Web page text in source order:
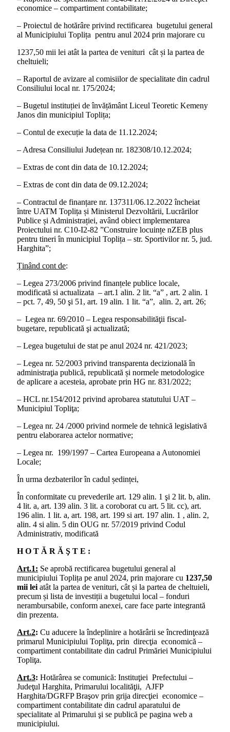
economice – compartiment contabilitate;
– Proiectul de hotărâre privind rectificarea bugetului general
al Municipiului Toplița pentru anul 2024 prin majorare cu
1237,50 mii lei atât la partea de venituri cât și la partea de
cheltuieli;
– Raportul de avizare al comisiilor de specialitate din cadrul
Consiliului local nr. 175/2024;
– Bugetul instituției de învățământ Liceul Teoretic Kemeny
Janos din municipiul Toplița;
– Contul de execuție la data de 11.12.2024;
– Adresa Consiliului Județean nr. 182308/10.12.2024;
– Extras de cont din data de 10.12.2024;
– Extras de cont din data de 09.12.2024;
– Contractul de finanțare nr. 137311/06.12.2022 încheiat
între UATM Toplița și Ministerul Dezvoltării, Lucrărilor
Publice și Administrației, având obiect implementarea
Proiectului nr. C10-I2-82 ”Construire locuințe nZEB plus
pentru tineri în municipiul Toplița – str. Sportivilor nr. 5, jud.
Harghita”;
Ținând cont de:
– Legea 273/2006 privind finanțele publice locale,
modificată si actualizata – art.1 alin. 2 lit. “a” , art. 2 alin. 1
– pct. 7, 49, 50 şi 51, art. 19 alin. 1 lit. “a”, alin. 2, art. 26;
– Legea nr. 69/2010 – Legea responsabilităţii fiscal-
bugetare, republicată şi actualizată;
– Legea bugetului de stat pe anul 2024 nr. 421/2023;
– Legea nr. 52/2003 privind transparenta decizională în
administraţia publică, republicată și normele metodologice
de aplicare a acesteia, aprobate prin HG nr. 831/2022;
– HCL nr.154/2012 privind aprobarea statutului UAT –
Municipiul Topliţa;
– Legea nr. 24 /2000 privind normele de tehnică legislativă
pentru elaborarea actelor normative;
– Legea nr. 199/1997 – Cartea Europeana a Autonomiei
Locale;
În urma dezbaterilor în cadul ședinței,
În conformitate cu prevederile art. 129 alin. 1 şi 2 lit. b, alin.
4 lit. a, art. 139 alin. 3 lit. a coroborat cu art. 5 lit. cc), art.
196 alin. 1 lit. a, art. 198, art. 199 si art. 197 alin. 1 , alin. 2,
alin. 4 si alin. 5 din OUG nr. 57/2019 privind Codul
Administrativ, modificată
H O T Ă R Ă Ş T E :
Art.1: Se aprobă rectificarea bugetului general al
municipiului Toplița pe anul 2024, prin majorare cu 1237,50
mii leiatât la partea de venituri, cât și la partea de cheltuieli,
precum și lista de investiții a bugetului local – fonduri
nerambursabile, conform anexei, care face parte integrantă
din prezenta.
Art.2: Cu aducere la îndeplinire a hotărârii se încredinţează
primarul Municipiului Topliţa, prin direcţia economică –
compartiment contabilitate din cadrul Primăriei Municipiului
Topliţa.
Art.3: Hotărârea se comunică: Instituţiei Prefectului –
Judeţul Harghita, Primarului localităţii, AJFP
Harghita/DGRFP Braşov prin grija direcţiei economice –
compartiment contabilitate din cadrul aparatului de
specialitate al Primarului şi se publică pe pagina web a
municipiului.